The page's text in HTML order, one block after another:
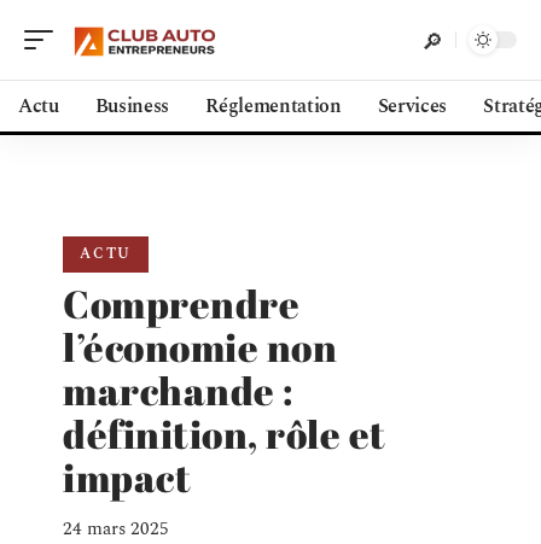
Actu Business Réglementation Services
ACTU
Comprendre
l’économie non
marchande :
définition, rôle et
impact
24 mars 2025